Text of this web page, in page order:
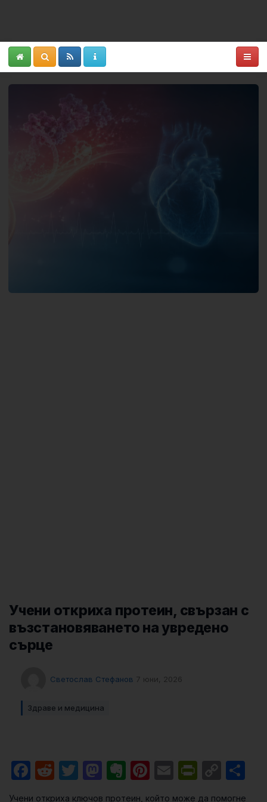
Учени откриха протеин, свързан с
възстановяването на увредено
сърце
Светослав Стефанов 7 юни, 2026
Здраве и медицина
Facebook
RedditTwitter
Mastodon
Evernote
Pinterest
Email
Учени откриха ключов протеин, който може да помогне